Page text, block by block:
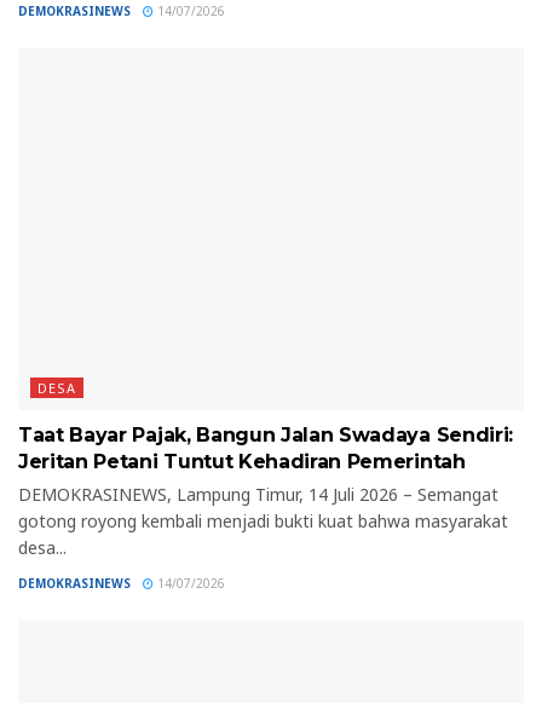
DEMOKRASINEWS 14/07/2026
DESA
Taat Bayar Pajak, Bangun Jalan Swadaya Sendiri:
Jeritan Petani Tuntut Kehadiran Pemerintah
DEMOKRASINEWS, Lampung Timur, 14 Juli 2026 – Semangat
gotong royong kembali menjadi bukti kuat bahwa masyarakat
desa...
DEMOKRASINEWS 14/07/2026